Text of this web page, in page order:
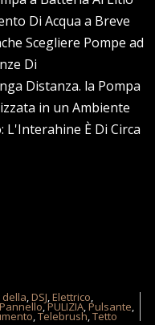
Di Acqua a Breve
Scegliere Pompe ad
Di
Distanza. la Pompa
in un Ambiente
L'Interahine È Di Circa
della,DSJ,Elettrico,
Pannello,PULIZIA,Pulsante,
,Telebrush,Tetto